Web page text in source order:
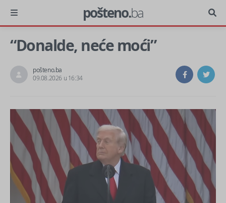
pošteno.ba
“Donalde, neće moći”
pošteno.ba
09.08.2026 u 16:34